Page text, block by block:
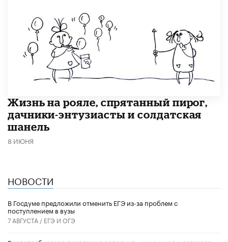
Жизнь на рояле, спрятанный пирог,
дачники-энтузиасты и солдатская
шанель
8 ИЮНЯ
НОВОСТИ
В Госдуме предложили отменить ЕГЭ из-за проблем с
поступлением в вузы
7 АВГУСТА / ЕГЭ И ОГЭ